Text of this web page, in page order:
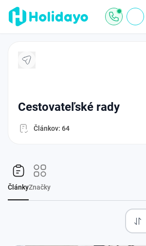
cestovateľské rady
Článkov: 64
ČlánkyZnačky